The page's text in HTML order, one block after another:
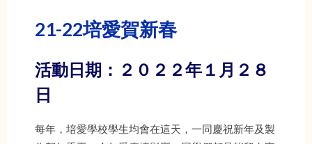
21-22培愛賀新春
活動日期：２０２２年１月２８
日
每年，培愛學校學生均會在這天，一同慶祝新年及製